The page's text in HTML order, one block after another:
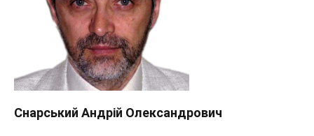
Снарський Андрій Олександрович